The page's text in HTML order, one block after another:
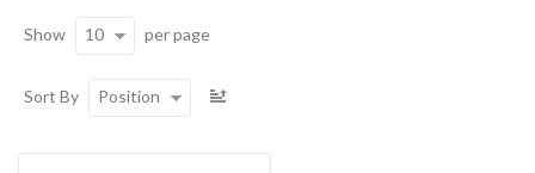
Show 10 per page
Sort By Position